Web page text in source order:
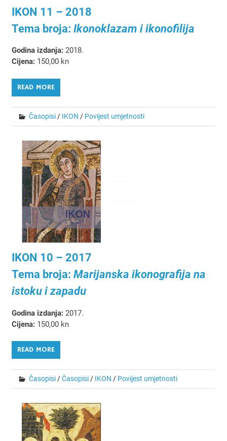
IKON 11 – 2018
Tema broja: Ikonoklazam i ikonofilija
Godina izdanja:2018.
Cijena:150,00 kn
READ MORE
Časopisi/ IKON / Povijest umjetnosti
IKON 10 – 2017
Tema broja: Marijanska ikonografija na
istoku i zapadu
Godina izdanja:2017.
Cijena:150,00 kn
READ MORE
Časopisi/Časopisi/ IKON / Povijest umjetnosti